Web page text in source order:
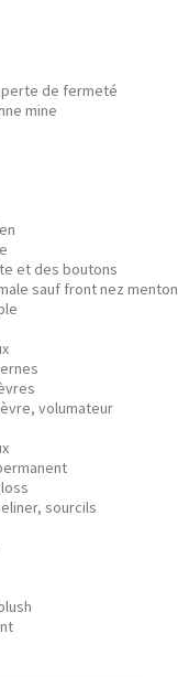
de fermeté
mine
et des boutons
sauf front nez menton
volumateur
sourcils